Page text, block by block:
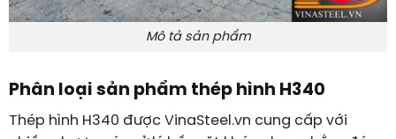
Mô tả sản phẩm
Phân loại sản phẩm thép hình H340
Thép hình H340 được VinaSteel.vn cung cấp với